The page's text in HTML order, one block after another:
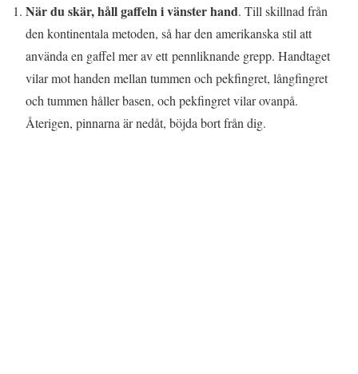
När du skär, håll gaffeln i vänster hand. Till skillnad från
den kontinentala metoden, så har den amerikanska stil att
använda en gaffel mer av ett pennliknande grepp. Handtaget
vilar mot handen mellan tummen och pekfingret, långfingret
och tummen håller basen, och pekfingret vilar ovanpå.
Återigen, pinnarna är nedåt, böjda bort från dig.